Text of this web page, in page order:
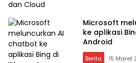
Microsoft
ke aplikasi
Android
Berita 15 Maret